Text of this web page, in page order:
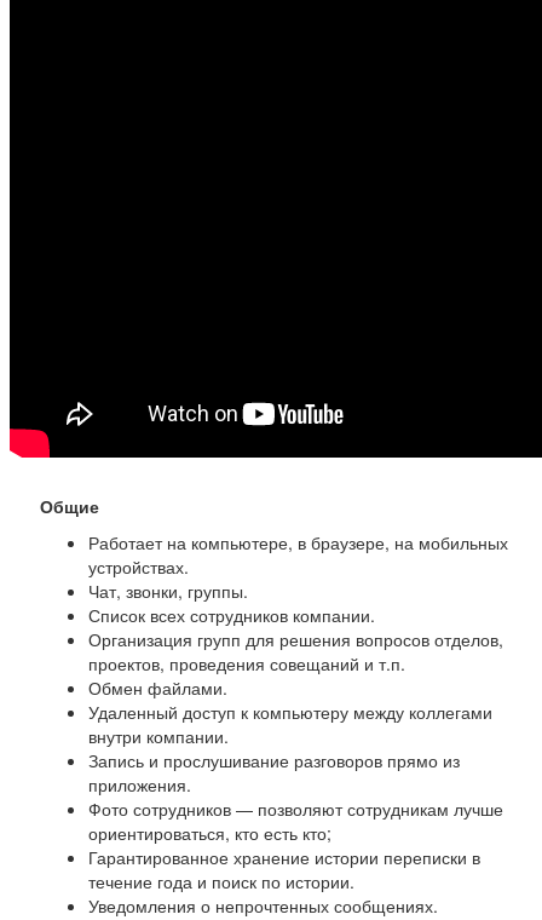
Общие
Работает на компьютере, в браузере, на мобильных
устройствах.
Чат, звонки, группы.
Список всех сотрудников компании.
Организация групп для решения вопросов отделов,
проектов, проведения совещаний и т.п.
Обмен файлами.
Удаленный доступ к компьютеру между коллегами
внутри компании.
Запись и прослушивание разговоров прямо из
приложения.
Фото сотрудников — позволяют сотрудникам лучше
ориентироваться, кто есть кто;
Гарантированное хранение истории переписки в
течение года и поиск по истории.
Уведомления о непрочтенных сообщениях.